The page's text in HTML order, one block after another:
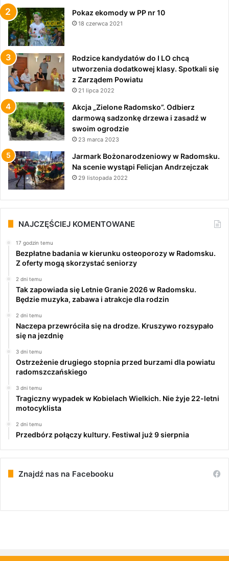
Pokaz ekomody w PP nr 10
18 czerwca 2021
Rodzice kandydatów do I LO chcą
utworzenia dodatkowej klasy. Spotkali się
z Zarządem Powiatu
21 lipca 2022
Akcja „Zielone Radomsko”. Odbierz
darmową sadzonkę drzewa i zasadź w
swoim ogrodzie
23 marca 2023
Jarmark Bożonarodzeniowy w Radomsku.
Na scenie wystąpi Felicjan Andrzejczak
29 listopada 2022
NAJCZĘŚCIEJ KOMENTOWANE
17 godzin temu
Bezpłatne badania w kierunku osteoporozy w Radomsku.
Z oferty mogą skorzystać seniorzy
2 dni temu
Tak zapowiada się Letnie Granie 2026 w Radomsku.
Będzie muzyka, zabawa i atrakcje dla rodzin
2 dni temu
Naczepa przewróciła się na drodze. Kruszywo rozsypało
się na jezdnię
3 dni temu
Ostrzeżenie drugiego stopnia przed burzami dla powiatu
radomszczańskiego
3 dni temu
Tragiczny wypadek w Kobielach Wielkich. Nie żyje 22-letni
motocyklista
2 dni temu
Przedbórz połączy kultury. Festiwal już 9 sierpnia
Znajdź nas na Facebooku